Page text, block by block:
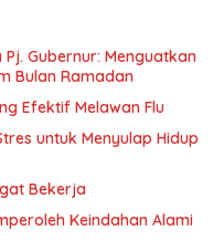
Gubernur: Menguatkan
Bulan Ramadan
Efektif Melawan Flu
untuk Menyulap Hidup
Bekerja
Keindahan Alami